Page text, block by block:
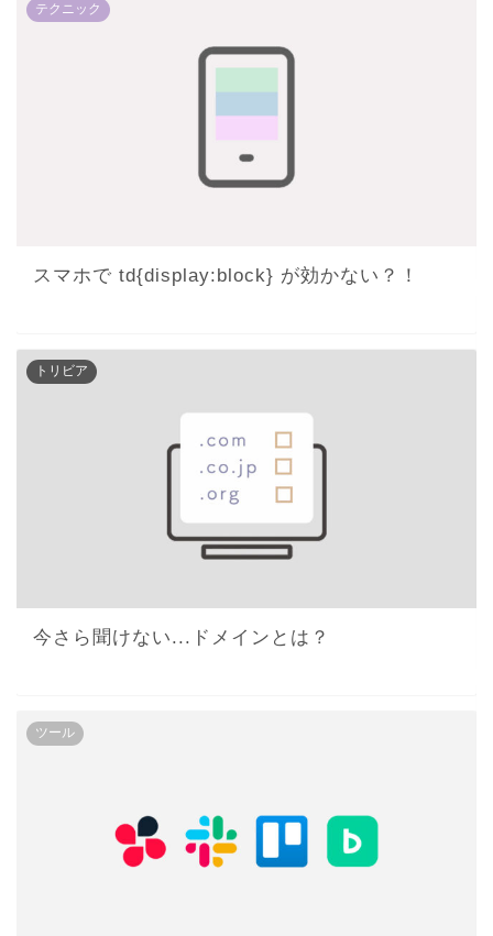
テクニック
スマホで td{display:block} が効かない？！
トリビア
今さら聞けない...ドメインとは？
ツール